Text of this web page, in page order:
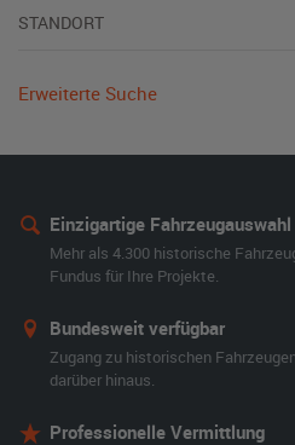
STANDORT
Erweiterte Suche
Einzigartige Fahrzeugauswahl
Mehr als 4.300 historische
Fundus für Ihre Projekte.
Bundesweit verfügbar
Zugang zu historischen
darüber hinaus.
Professionelle Vermittlung